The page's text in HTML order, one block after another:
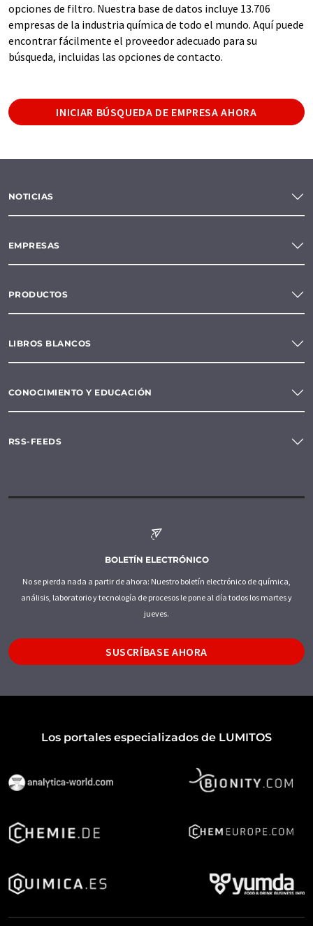
opciones de filtro. Nuestra base de datos incluye 13.706
empresas de la industria química de todo el mundo. Aquí puede
encontrar fácilmente el proveedor adecuado para su
búsqueda, incluidas las opciones de contacto.
INICIAR BÚSQUEDA DE EMPRESA AHORA
NOTICIAS
EMPRESAS
PRODUCTOS
LIBROS BLANCOS
CONOCIMIENTO Y EDUCACIÓN
RSS-FEEDS
BOLETÍN ELECTRÓNICO
No se pierda nada a partir de ahora: Nuestro boletín electrónico de química,
análisis, laboratorio y tecnología de procesos le pone al día todos los martes y
jueves.
SUSCRÍBASE AHORA
Los portales especializados de LUMITOS